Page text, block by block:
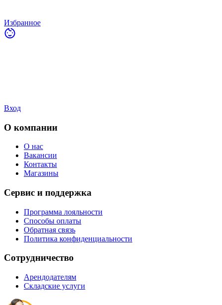
Избранное
Вход
О компании
О нас
Вакансии
Контакты
Магазины
Сервис и поддержка
Программа лояльности
Способы оплаты
Обратная связь
Политика конфиденциальности
Сотрудничество
Арендодателям
Складские услуги